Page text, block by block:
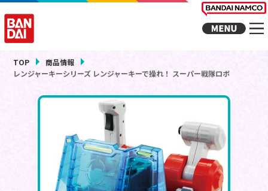
TOP
商品情報
レンジャーキーシリーズ レンジャーキーで操れ！ スーパー戦隊ロボ